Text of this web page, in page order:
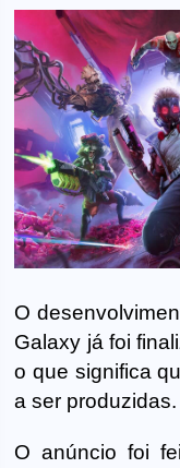
O
Galaxy já foi
o que significa
a ser produzidas.
O anúncio foi